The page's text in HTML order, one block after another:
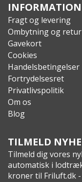
INFORMATION
Fragt og levering
Ombytning og
Gavekort
Cookies
Handelsbetingelser
Fortrydelsesret
Privatlivspolitik
Om os
Blog
TILMELD
Tilmeld dig vores
automatisk i
kroner til Friluft.dk -